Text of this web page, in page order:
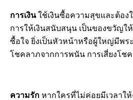
การเงินใช้เงินซื้อความสุขและต้อง
การให้เงินสนับสนุน เป็นของขวัญใ
ซื้อใจ ยิ่งเป็นหัวหน้าหรือผู้ใหญ่มีพร
โชคลาภจากการพนัน การเสี่ยงโช
ความรัก หากใครที่ไม่ค่อยมีเวลาใ